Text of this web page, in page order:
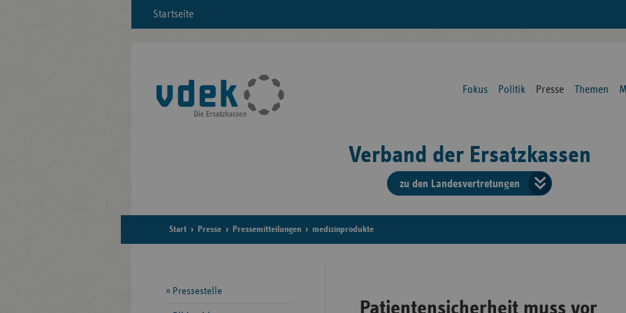
Startseite
Fokus Politik Presse Themen
Verband der Ersatzkassen
zu den Landesvertretungen
der
Start Presse Pressemitteilungen medizinprodukte
Patientensicherheit muss vor
Seitennavigation
Pressestelle